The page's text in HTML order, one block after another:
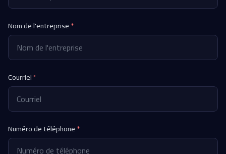
Nom de l'entreprise*
Courriel*
Numéro de téléphone*